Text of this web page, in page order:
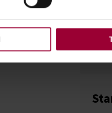
(cookies) på vår webbplats.